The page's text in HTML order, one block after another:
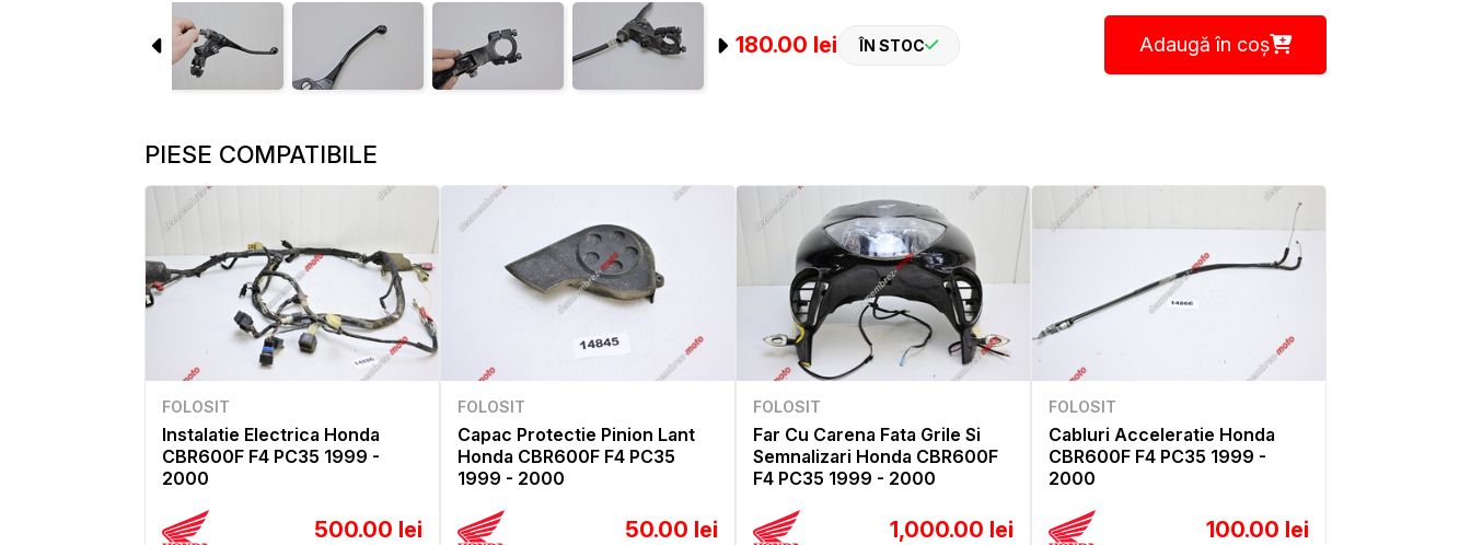
180.00 lei ÎN STOC Adaugă în coș
PIESE COMPATIBILE
FOLOSIT
Instalatie Electrica Honda
CBR600F F4 PC35 1999 -
2000
500.00 lei
FOLOSIT
Capac Protectie Pinion Lant
Honda CBR600F F4 PC35
1999 - 2000
50.00 lei
FOLOSIT
Far Cu Carena Fata Grile Si
Semnalizari Honda CBR600F
F4 PC35 1999 - 2000
1,000.00 lei
FOLOSIT
Cabluri Acceleratie Honda
CBR600F F4 PC35 1999 -
2000
100.00 lei